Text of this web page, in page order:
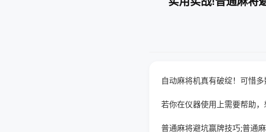
自动麻将机真有破绽！可惜
若你在仪器使用上需要帮助
普通麻将避坑赢牌技巧;普通